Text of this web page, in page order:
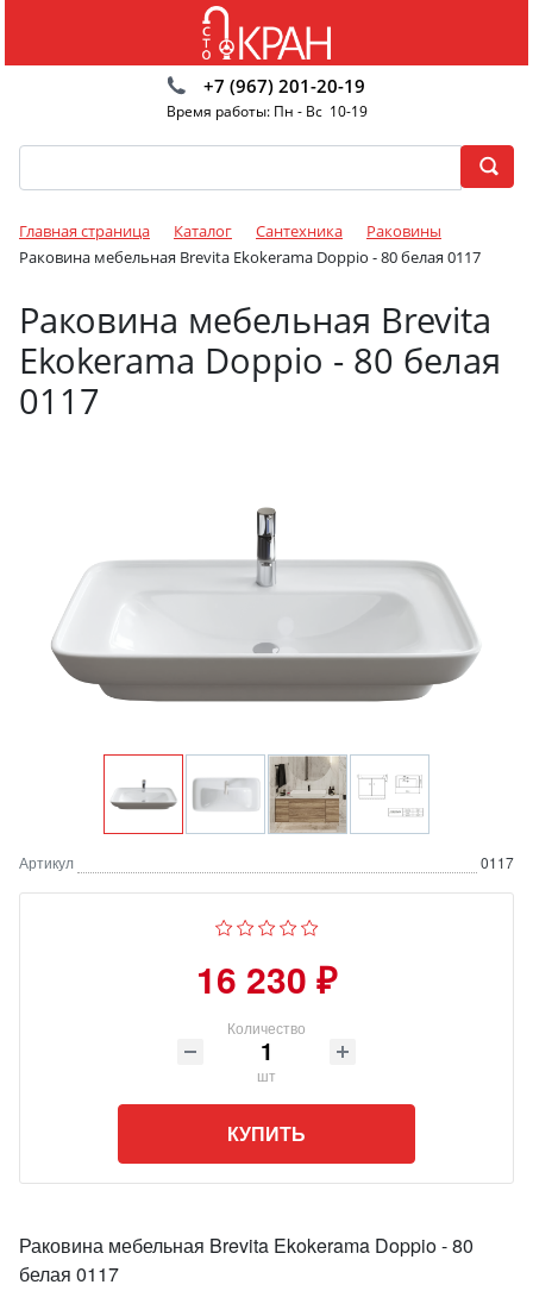
+7 (967) 201-20-19
Время работы: Пн - Вс 10-19
Главная страница Каталог Сантехника
Раковины
Раковина мебельная Brevita Ekokerama Doppio - 80 белая 0117
Раковина мебельная Brevita
Ekokerama Doppio - 80 белая
0117
Артикул 0117
16 230 ₽
Количество
шт
КУПИТЬ
Раковина мебельная Brevita Ekokerama Doppio - 80
белая 0117